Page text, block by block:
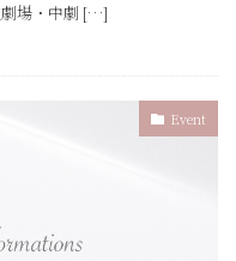
劇場・中劇 […]
Event